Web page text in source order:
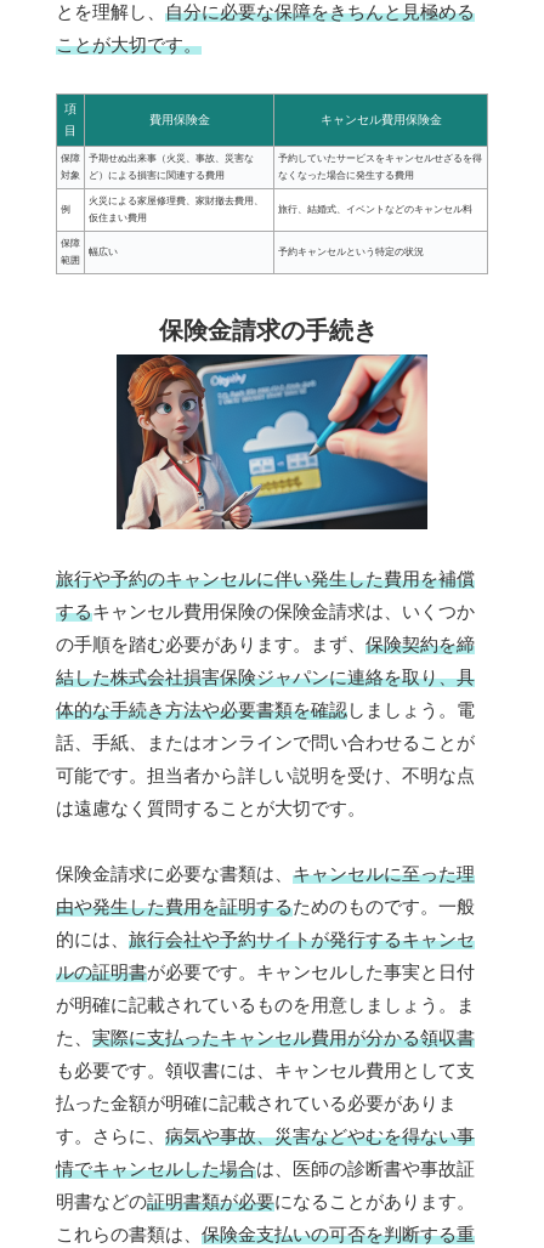
とを理解し、 自分に必要な保障をきちんと見極める
ことが大切です。
項
目
費用保険金 キャンセル費用保険金
保障
対象
予期せぬ出来事（火災、事故、災害な
ど）による損害に関連する費用
予約していたサービスをキャンセルせざるを得
なくなった場合に発生する費用
例
火災による家屋修理費、家財撤去費用、
仮住まい費用
旅行、結婚式、イベントなどのキャンセル料
保障
範囲
幅広い 予約キャンセルという特定の状況
保険金請求の手続き
旅行や予約のキャンセルに伴い発生した費用を補償
するキャンセル費用保険の保険金請求は、いくつか
の手順を踏む必要があります。まず、 保険契約を締
結した株式会社損害保険ジャパンに連絡を取り、具
体的な手続き方法や必要書類を確認しましょう。電
話、手紙、またはオンラインで問い合わせることが
可能です。担当者から詳しい説明を受け、不明な点
は遠慮なく質問することが大切です。
保険金請求に必要な書類は、 キャンセルに至った理
由や発生した費用を証明するためのものです。一般
的には、 旅行会社や予約サイトが発行するキャンセ
ルの証明書が必要です。キャンセルした事実と日付
が明確に記載されているものを用意しましょう。ま
た、 実際に支払ったキャンセル費用が分かる領収書
も必要です。領収書には、キャンセル費用として支
払った金額が明確に記載されている必要がありま
す。さらに、 病気や事故、災害などやむを得ない事
情でキャンセルした場合は、医師の診断書や事故証
明書などの証明書類が必要になることがあります。
これらの書類は、 保険金支払いの可否を判断する重